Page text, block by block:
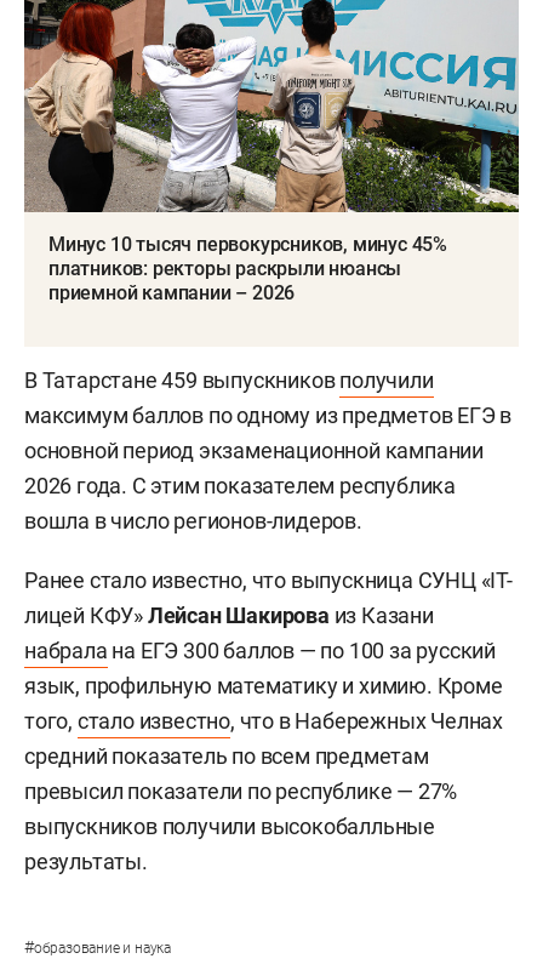
Минус 10 тысяч первокурсников, минус 45%
платников: ректоры раскрыли нюансы
приемной кампании – 2026
В Татарстане 459 выпускниковполучили
максимум баллов по одному из предметов ЕГЭ в
основной период экзаменационной кампании
2026 года. С этим показателем республика
вошла в число регионов-лидеров.
Ранее стало известно, что выпускница СУНЦ «IT-
лицей КФУ»Лейсан Шакирова из Казани
набрала на ЕГЭ 300 баллов — по 100 за русский
язык, профильную математику и химию. Кроме
того, стало известно, что в Набережных Челнах
средний показатель по всем предметам
превысил показатели по республике — 27%
выпускников получили высокобалльные
результаты.
#образование и наука